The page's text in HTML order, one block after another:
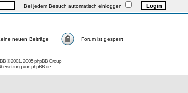
Bei jedem Besuch automatisch einloggen
neuen Beiträge Forum ist gesperrt
© 2001, 2005 phpBB Group
vonphpBB.de